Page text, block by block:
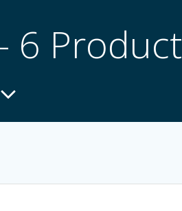
6 Product